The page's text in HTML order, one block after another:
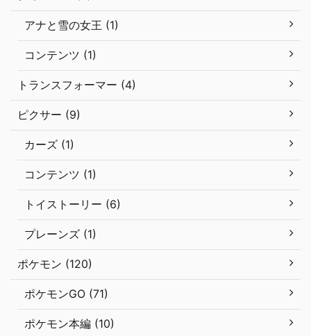
アナと雪の女王 (1)
コンテンツ (1)
トランスフォーマー (4)
ピクサー (9)
カーズ (1)
コンテンツ (1)
トイストーリー (6)
プレーンズ (1)
ポケモン (120)
ポケモンGO (71)
ポケモン本編 (10)